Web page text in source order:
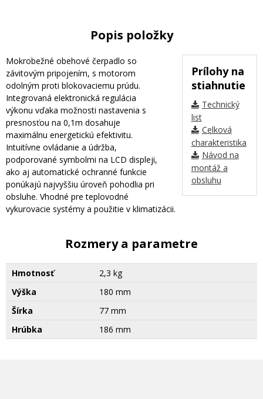
Popis položky
Prílohy na
stiahnutie
Technický
list
Celková
charakteristika
Návod na
montáž a
obsluhu
Mokrobežné obehové čerpadlo so
závitovým pripojením, s motorom
odolným proti blokovaciemu prúdu.
Integrovaná elektronická regulácia
výkonu vďaka možnosti nastavenia s
presnosťou na 0,1m dosahuje
maximálnu energetickú efektivitu.
Intuitívne ovládanie a údržba,
podporované symbolmi na LCD displeji,
ako aj automatické ochranné funkcie
ponúkajú najvyššiu úroveň pohodlia pri
obsluhe. Vhodné pre teplovodné
vykurovacie systémy a použitie v klimatizácii.
Rozmery a parametre
Hmotnosť
2,3 kg
Výška
180 mm
Šírka
77 mm
Hrúbka
186 mm